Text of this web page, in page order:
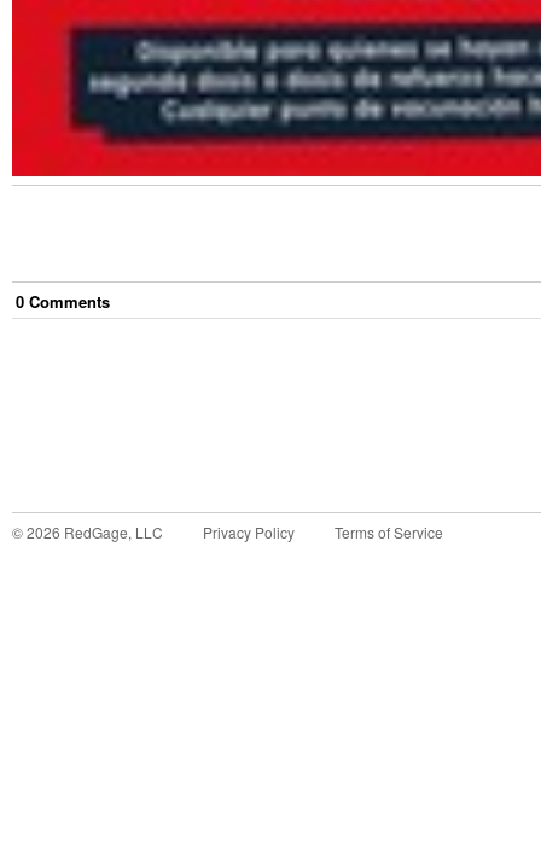
0 Comments
©2026 RedGage, LLC Privacy Policy Terms of Service